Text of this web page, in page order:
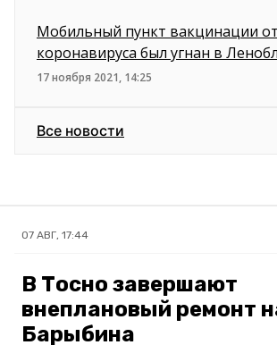
Мобильный пункт вакцинации от
коронавируса был угнан в
17 ноября 2021, 14:25
Все новости
07 АВГ, 17:44
В Тосно завершают
внеплановый ремонт
Барыбина